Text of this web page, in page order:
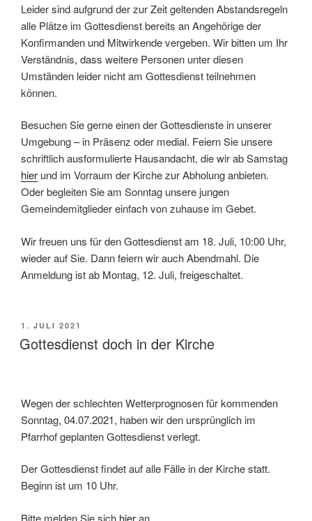
Leider sind aufgrund der zur Zeit geltenden Abstandsregeln
alle Plätze im Gottesdienst bereits an Angehörige der
Konfirmanden und Mitwirkende vergeben. Wir bitten um Ihr
Verständnis, dass weitere Personen unter diesen
Umständen leider nicht am Gottesdienst teilnehmen
können.
Besuchen Sie gerne einen der Gottesdienste in unserer
Umgebung – in Präsenz oder medial. Feiern Sie unsere
schriftlich ausformulierte Hausandacht, die wir ab Samstag
hier und im Vorraum der Kirche zur Abholung anbieten.
Oder begleiten Sie am Sonntag unsere jungen
Gemeindemitglieder einfach von zuhause im Gebet.
Wir freuen uns für den Gottesdienst am 18. Juli, 10:00 Uhr,
wieder auf Sie. Dann feiern wir auch Abendmahl. Die
Anmeldung ist ab Montag, 12. Juli, freigeschaltet.
VERÖFFENTLICHT
AM
1. JULI 2021
Gottesdienst doch in der Kirche
Wegen der schlechten Wetterprognosen für kommenden
Sonntag, 04.07.2021, haben wir den ursprünglich im
Pfarrhof geplanten Gottesdienst verlegt.
Der Gottesdienst findet auf alle Fälle in der Kirche statt.
Beginn ist um 10 Uhr.
Bitte melden Sie sich hieran.